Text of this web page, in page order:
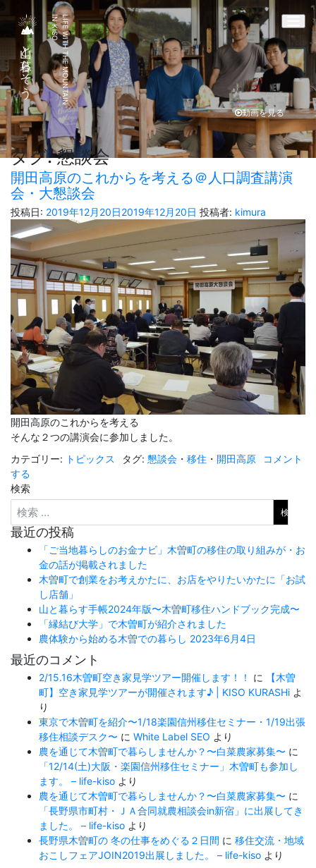
LIFE WITH THE MOUNTAIN
IN KISO
山と暮らそう
動画を見る
タグ:懇談会
開田高原のこれからを考える＠人口調査講演
会・大懇談会
投稿日: 2019年12月20日2019年12月20日 投稿者: kimura
開田高原のこれからを考える
そんな２つの講演会に参加しました。
カテゴリー: トピックス タグ: 懇談会 ・ 移住 ・ 開田高原
コメント
する
検索
最近の投稿
「ご当地暮らしのお金ナビ」木曽町の移住の取り組みが・お
金の話が掲載されました
木曽町で創業をお考えかたに、お店をやりたいかたに「お試
し店舗」
山と暮らす手帳2024年版〜木曽町移住ハンドブック完成〜
「縁結び大学」で木曽町が紹介されました
農体験から始める木曽での暮らし 2023年6月4日
最近のコメント
2/15.16木曽町空き家見学ツアー開催します！！ に
【木曽
町】空き家見学ツアーが開催されます♪ | KISO KURASHi よ
り
東京で木曽町を紹介〜1/18楽園信州移住セミナー・1/19出張
移住相談デスク〜 に White Label SEO より
農を通じて木曽町で暮らしませんか？〜白菜農家募集〜 に
「12/14(土)大阪・楽園信州移住セミナー」木曽町も参加し
ます。 – life-kiso より
農を通じて木曽町で暮らしませんか？〜白菜農家募集〜 に
「長野県市町村・ＪＡ合同就農相談会in新宿」に出展してき
ました。 – life-kiso より
長野県木曽町の 冬の仕事をめぐる２日間 に 移住交流・地域
おこしフェアJOIN2019出展しました。 – life-kiso より